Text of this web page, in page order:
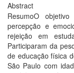
Abstract
ResumoO
percepção e
rejeição em
Participaram da
de educação física
São Paulo com